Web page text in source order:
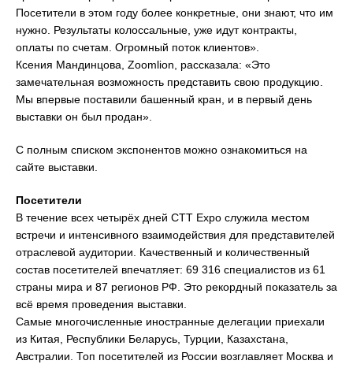
Посетители в этом году более конкретные, они знают, что им
нужно. Результаты колоссальные, уже идут контракты,
оплаты по счетам. Огромный поток клиентов».
Ксения Мандинцова, Zoomlion, рассказала: «Это
замечательная возможность представить свою продукцию.
Мы впервые поставили башенный кран, и в первый день
выставки он был продан».
С полным списком экспонентов можно ознакомиться на
сайте выставки.
Посетители
В течение всех четырёх дней CTT Expo служила местом
встречи и интенсивного взаимодействия для представителей
отраслевой аудитории. Качественный и количественный
состав посетителей впечатляет: 69 316 специалистов из 61
страны мира и 87 регионов РФ. Это рекордный показатель за
всё время проведения выставки.
Самые многочисленные иностранные делегации приехали
из Китая, Республики Беларусь, Турции, Казахстана,
Австралии. Топ посетителей из России возглавляет Москва и